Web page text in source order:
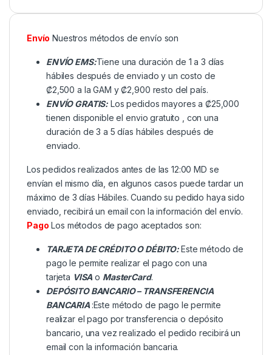
Envío Nuestros métodos de envío son
ENVÍO EMS:Tiene una duración de 1 a 3 días
hábiles después de enviado y un costo de
₡2,500 a la GAM y ₡2,900 resto del país.
ENVÍO GRATIS: Los pedidos mayores a ₡25,000
tienen disponible el envio gratuito , con una
duración de 3 a 5 días hábiles después de
enviado.
Los pedidos realizados antes de las 12:00 MD se
envían el mismo día, en algunos casos puede tardar un
máximo de 3 días Hábiles. Cuando su pedido haya sido
enviado, recibirá un email con la información del envío.
Pago Los métodos de pago aceptados son:
TARJETA DE CRÉDITO O DÉBITO:Este método de
pago le permite realizar el pago con una
tarjeta VISA o MasterCard.
DEPÓSITO BANCARIO – TRANSFERENCIA
BANCARIA :Este método de pago le permite
realizar el pago por transferencia o depósito
bancario, una vez realizado el pedido recibirá un
email con la información bancaria.